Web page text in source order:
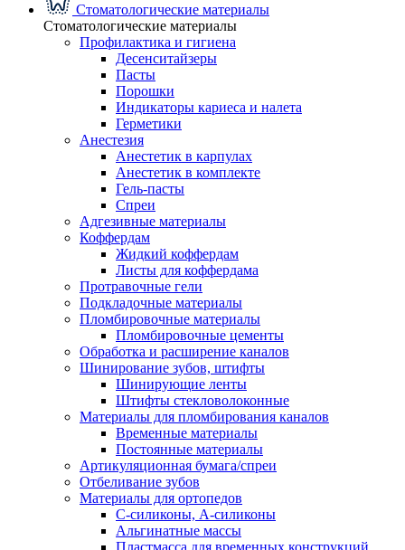
Стоматологические материалы
Стоматологические материалы
Профилактика и гигиена
Десенситайзеры
Пасты
Порошки
Индикаторы кариеса и налета
Герметики
Анестезия
Анестетик в карпулах
Анестетик в комплекте
Гель-пасты
Спреи
Адгезивные материалы
Коффердам
Жидкий коффердам
Листы для коффердама
Протравочные гели
Подкладочные материалы
Пломбировочные материалы
Пломбировочные цементы
Обработка и расширение каналов
Шинирование зубов, штифты
Шинирующие ленты
Штифты стекловолоконные
Материалы для пломбирования каналов
Временные материалы
Постоянные материалы
Артикуляционная бумага/спреи
Отбеливание зубов
Материалы для ортопедов
C-силиконы, А-силиконы
Альгинатные массы
Пластмасса для временных конструкций